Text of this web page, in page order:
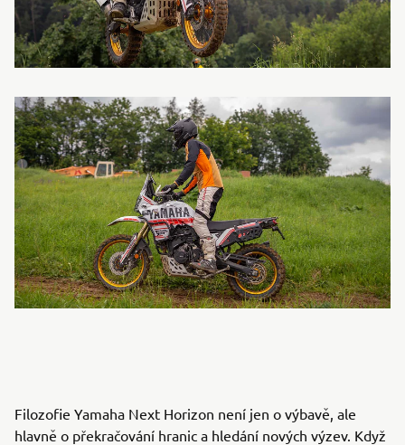
Filozofie Yamaha Next Horizon není jen o výbavě, ale
hlavně o překračování hranic a hledání nových výzev. Když